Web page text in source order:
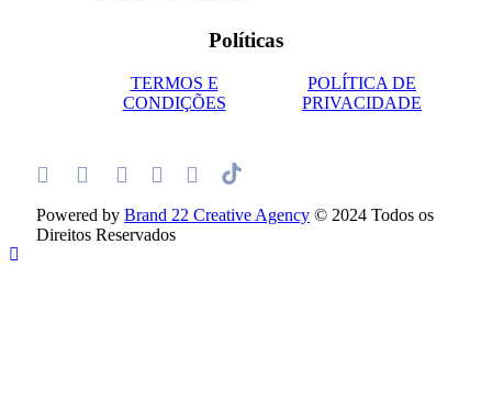
Políticas
TERMOS E
CONDIÇÕES
POLÍTICA DE
PRIVACIDADE
Powered by Brand 22 Creative Agency © 2024 Todos os
Direitos Reservados